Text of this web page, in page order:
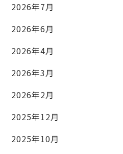
2026年7月
2026年6月
2026年4月
2026年3月
2026年2月
2025年12月
2025年10月